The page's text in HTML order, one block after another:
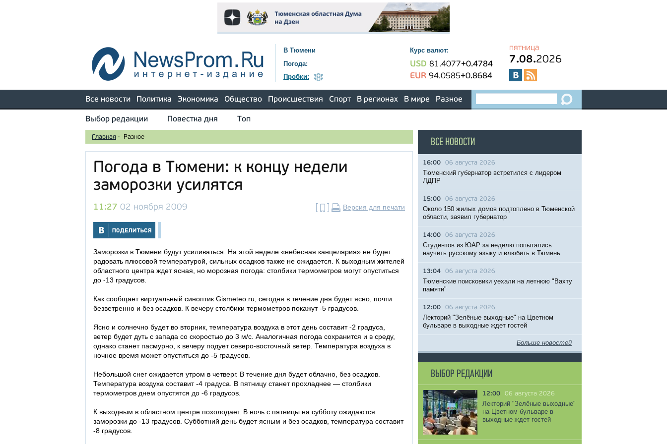
В Тюмени
Погода:
Пробки:
Курс валют:
USD 81.4077+0.4784
EUR 94.0585+0.8684
пятница
7.08.2026
Все новости Политика Экономика Общество Происшествия Спорт В регионах В мире Разное
Выбор редакции Повестка дня Топ
Главная - Разное
Погода в Тюмени: к концу недели
заморозки усилятся
11:27 02 ноября 2009 Версия для печати
Заморозки в Тюмени будут усиливаться. На этой неделе «небесная канцелярия» не будет
радовать плюсовой температурой, сильных осадков также не ожидается. К выходным жителей
областного центра ждет ясная, но морозная погода: столбики термометров могут опуститься
до -13 градусов.
Как сообщает виртуальный синоптик Gismeteo.ru, сегодня в течение дня будет ясно, почти
безветренно и без осадков. К вечеру столбики термометров покажут -5 градусов.
Ясно и солнечно будет во вторник, температура воздуха в этот день составит -2 градуса,
ветер будет дуть с запада со скоростью до 3 м/с. Аналогичная погода сохранится и в среду,
однако станет пасмурно, к вечеру подует северо-восточный ветер. Температура воздуха в
ночное время может опуститься до -5 градусов.
Небольшой снег ожидается утром в четверг. В течение дня будет облачно, без осадков.
Температура воздуха составит -4 градуса. В пятницу станет прохладнее — столбики
термометров днем опустятся до -6 градусов.
К выходным в областном центре похолодает. В ночь с пятницы на субботу ожидаются
заморозки до -13 градусов. Субботний день будет ясным и без осадков, температура составит
-8 градусов.
ВСЕ НОВОСТИ
16:00 06 августа 2026
Тюменский губернатор встретился с лидером
ЛДПР
15:00 06 августа 2026
Около 150 жилых домов подтоплено в Тюменской
области, заявил губернатор
14:00 06 августа 2026
Студентов из ЮАР за неделю попытались
научить русскому языку и влюбить в Тюмень
13:04 06 августа 2026
Тюменские поисковики уехали на летнюю "Вахту
памяти"
12:00 06 августа 2026
Лекторий "Зелёные выходные" на Цветном
бульваре в выходные ждет гостей
Больше новостей
ВЫБОР РЕДАКЦИИ
12:00 06 августа 2026
Лекторий "Зелёные выходные"
на Цветном бульваре в
выходные ждет гостей